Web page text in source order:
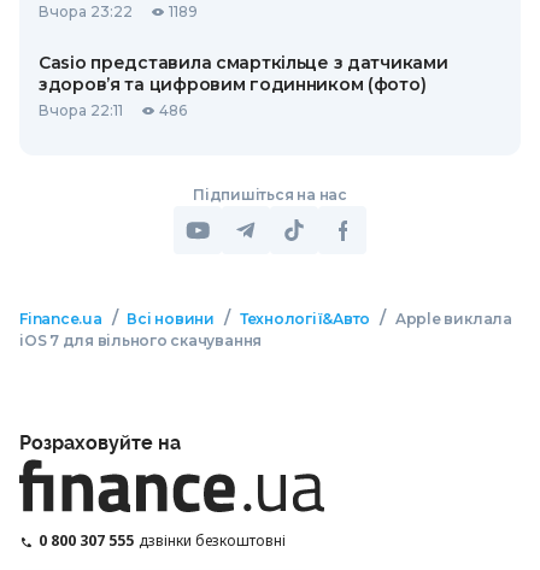
Вчора 23:22 1189
Casio представила смарткільце з датчиками
здоров’я та цифровим годинником (фото)
Вчора 22:11 486
Підпишіться на нас
Finance.ua / Всі новини / Технології&Авто / Apple виклала
iOS 7 для вільного скачування
Розраховуйте на
0 800 307 555 дзвінки безкоштовні